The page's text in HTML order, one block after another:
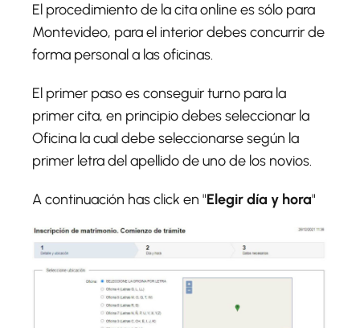
El procedimiento de la cita online es sólo para
Montevideo, para el interior debes concurrir de
forma personal a las oficinas.
El primer paso es conseguir turno para la
primer cita, en principio debes seleccionar la
Oficina la cual debe seleccionarse según la
primer letra del apellido de uno de los novios.
A continuación has click en "Elegir día y hora"